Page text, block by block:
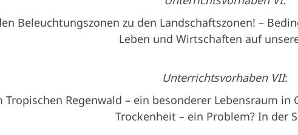
Beleuchtungszonen zu den Landschaftszonen! –
Leben und Wirtschaften auf
Unterrichtsvorhaben VII:
Tropischen Regenwald – ein besonderer Lebensraum in
Trockenheit – ein Problem? In der